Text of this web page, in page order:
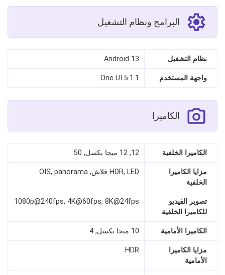
البرامج ونظام التشغيل
نظام التشغيل Android 13
واجهة المستخدم One UI 5.1.1
الكاميرا
الكاميرا الخلفية 12, 12 ميجا بكسل, 50
مزايا الكاميرا
الخلفية
HDR, LED فلاش, OIS, panorama
تصوير الفيديو
للكاميرا الخلفية
1080p@240fps, 4K@60fps, 8K@24fps
الكاميرا الأمامية 10 ميجا بكسل, 4
مزايا الكاميرا
الأمامية
HDR